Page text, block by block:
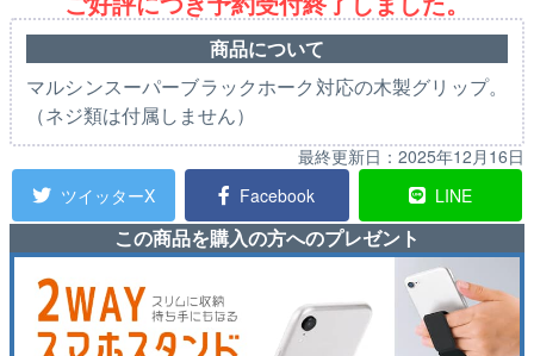
商品について
マルシンスーパーブラックホーク対応の木製グリップ。
（ネジ類は付属しません）
最終更新日： 2025年12月16日
ツイッターX
Facebook LINE
この商品を購入の方へのプレゼント